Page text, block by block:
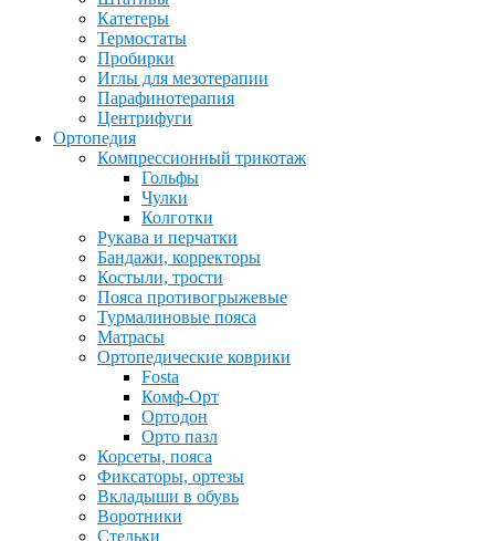
Катетеры
Термостаты
Пробирки
Иглы для мезотерапии
Парафинотерапия
Центрифуги
Ортопедия
Компрессионный трикотаж
Гольфы
Чулки
Колготки
Рукава и перчатки
Бандажи, корректоры
Костыли, трости
Пояса противогрыжевые
Турмалиновые пояса
Матрасы
Ортопедические коврики
Fosta
Комф-Орт
Ортодон
Орто пазл
Корсеты, пояса
Фиксаторы, ортезы
Вкладыши в обувь
Воротники
Стельки